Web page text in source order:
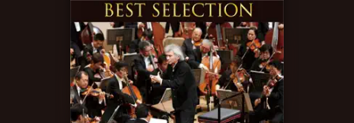
新着おすすめ
ラジオ
Apple Musicをインストール